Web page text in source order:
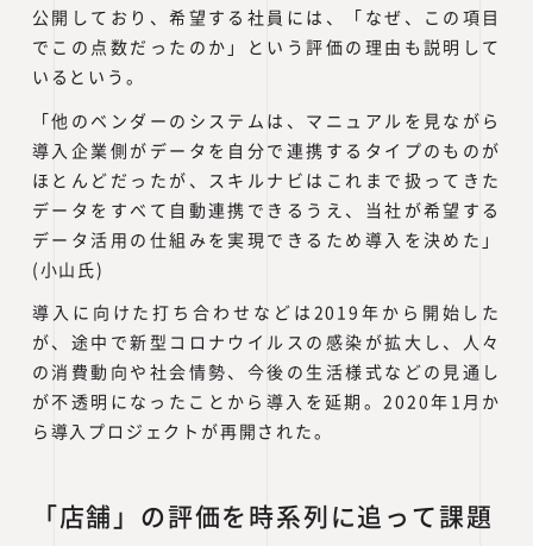
公開しており、希望する社員には、「なぜ、この項目
でこの点数だったのか」という評価の理由も説明して
いるという。
「他のベンダーのシステムは、マニュアルを見ながら
導入企業側がデータを自分で連携するタイプのものが
ほとんどだったが、スキルナビはこれまで扱ってきた
データをすべて自動連携できるうえ、当社が希望する
データ活用の仕組みを実現できるため導入を決めた」
(小山氏)
導入に向けた打ち合わせなどは2019年から開始した
が、途中で新型コロナウイルスの感染が拡大し、人々
の消費動向や社会情勢、今後の生活様式などの見通し
が不透明になったことから導入を延期。2020年1月か
ら導入プロジェクトが再開された。
「店舗」の評価を時系列に追って課題